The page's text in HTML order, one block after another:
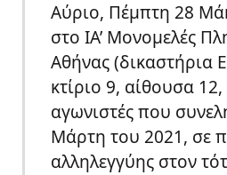
Αύριο, Πέμπτη 28
στο ΙΑ’ Μονομελές
Αθήνας (δικαστήρια
κτίριο 9, αίθουσα
αγωνιστές που
Μάρτη του 2021, σε
αλληλεγγύης στον